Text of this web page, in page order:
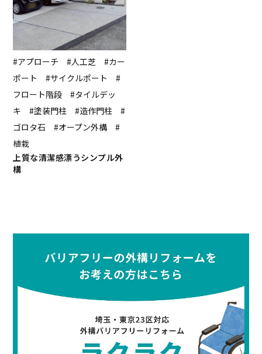
#アプローチ #人工芝 #カー
ポート #サイクルポート #
フロート階段 #タイルデッ
キ #塗装門柱 #造作門柱 #
ゴロタ石 #オープン外構 #
植栽
上質な清潔感漂うシンプル外
構